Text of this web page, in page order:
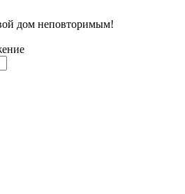
дом неповторимым!